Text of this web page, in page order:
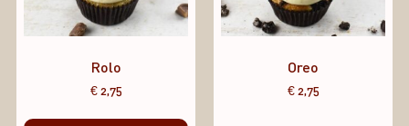
Rolo
€2,75
Oreo
€2,75